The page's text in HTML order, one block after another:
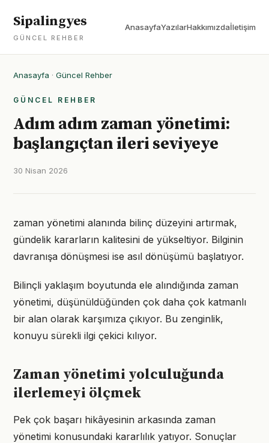
Sipalingyes
GÜNCEL REHBER
AnasayfaYazılarHakkımızdaİletişim
Anasayfa · Güncel Rehber
GÜNCEL REHBER
Adım adım zaman yönetimi:
başlangıçtan ileri seviyeye
30 Nisan 2026
zaman yönetimi alanında bilinç düzeyini artırmak,
gündelik kararların kalitesini de yükseltiyor. Bilginin
davranışa dönüşmesi ise asıl dönüşümü başlatıyor.
Bilinçli yaklaşım boyutunda ele alındığında zaman
yönetimi, düşünüldüğünden çok daha çok katmanlı
bir alan olarak karşımıza çıkıyor. Bu zenginlik,
konuyu sürekli ilgi çekici kılıyor.
Zaman yönetimi yolculuğunda
ilerlemeyi ölçmek
Pek çok başarı hikâyesinin arkasında zaman
yönetimi konusundaki kararlılık yatıyor. Sonuçlar